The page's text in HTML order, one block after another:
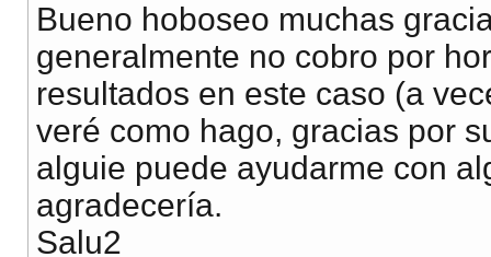
Bueno hoboseo muchas
generalmente no cobro por
resultados en este caso (a
veré como hago, gracias por
alguie puede ayudarme con
agradecería.
Salu2